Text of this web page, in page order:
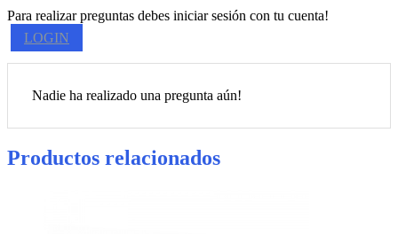
Para realizar preguntas debes iniciar sesión con tu cuenta!
LOGIN
Nadie ha realizado una pregunta aún!
Productos relacionados